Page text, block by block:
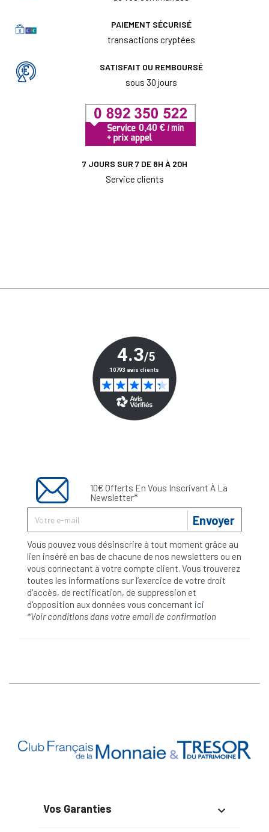
PAIEMENT SÉCURISÉ
transactions cryptées
SATISFAIT OU REMBOURSÉ
sous 30 jours
7 JOURS SUR 7 DE 8H À 20H
Service clients
10€ Offerts En Vous Inscrivant À La
Newsletter*
Envoyer
Vous pouvez vous désinscrire à tout moment grâce au
lien inséré en bas de chacune de nos newsletters ou en
vous connectant à votre compte client. Vous trouverez
toutes les informations sur l’exercice de votre droit
d'accès, de rectification, de suppression et
d'opposition aux données vous concernant ici
*Voir conditions dans votre email de confirmation
Vos Garanties 